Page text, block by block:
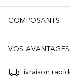
COMPOSANTS
VOS AVANTAGES
Livraison